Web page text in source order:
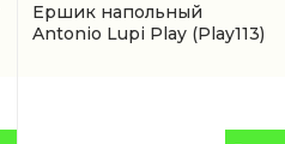
Ершик напольный
Antonio Lupi Play (Play113)